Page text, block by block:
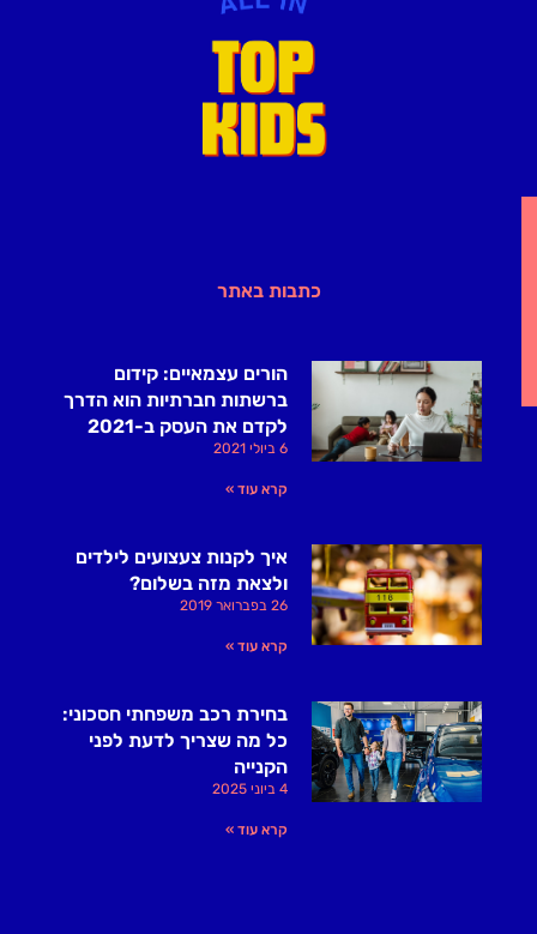
כתבות באתר
הורים עצמאיים: קידום
ברשתות חברתיות הוא הדרך
לקדם את העסק ב-2021
6 ביולי 2021
קרא עוד »
איך לקנות צעצועים לילדים
ולצאת מזה בשלום?
26 בפברואר 2019
קרא עוד »
בחירת רכב משפחתי חסכוני:
כל מה שצריך לדעת לפני
הקנייה
4 ביוני 2025
קרא עוד »